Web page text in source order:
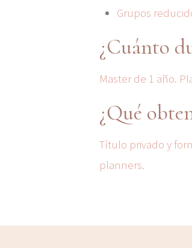
Grupos
¿Cuánto
Master de 1 año.
¿Qué
Título privado y
planners.